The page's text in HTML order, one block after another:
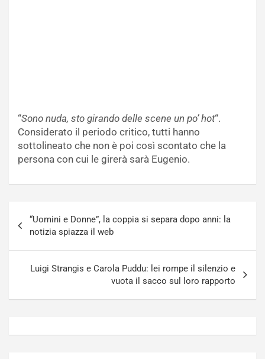
“Sono nuda, sto girando delle scene un po’ hot“.
Considerato il periodo critico, tutti hanno
sottolineato che non è poi così scontato che la
persona con cui le girerà sarà Eugenio.
articoli
“Uomini e Donne”, la coppia si separa dopo anni: la
notizia spiazza il web
Luigi Strangis e Carola Puddu: lei rompe il silenzio e
vuota il sacco sul loro rapporto